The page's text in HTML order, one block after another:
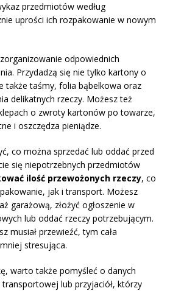
przedmiotów według
uprości ich rozpakowanie w nowym
odpowiednich
Przydadzą się nie tylko kartony o
także taśmy, folia bąbelkowa oraz
delikatnych rzeczy. Możesz też
o zwroty kartonów po towarze,
i oszczędza pieniądze.
co można sprzedać lub oddać przed
się niepotrzebnych przedmiotów
ilość przewożonych rzeczy, co
jak i transport. Możesz
garażową, złożyć ogłoszenie w
lub oddać rzeczy potrzebującym.
musiał przewieźć, tym cała
stresująca.
warto także pomyśleć o danych
lub przyjaciół, którzy